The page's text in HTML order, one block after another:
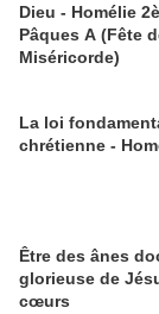
Dieu - Homélie
Pâques A (Fête
Miséricorde)
La loi
chrétienne -
Être des ânes
glorieuse de
cœurs